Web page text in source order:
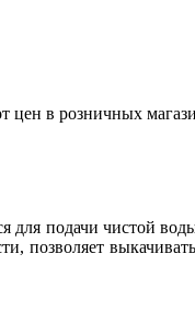
цен в розничных
подачи чистой
позволяет